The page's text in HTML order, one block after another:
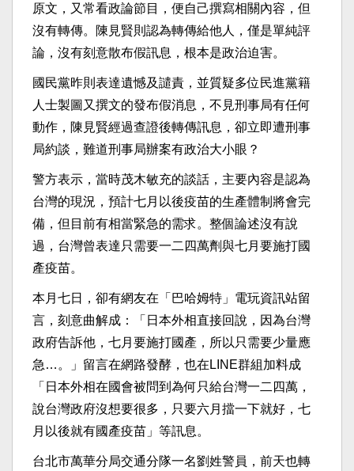
原文，又常看政論節目，便自己撰寫相關內容，但
沒有轉傳。陳見賢則認為轉傳給他人，僅是單純評
論，沒有刻意散布假訊息，根本是政治迫害。
國民黨昨則表達遺憾及譴責，並質疑多位民進黨籍
人士製圖又撰文的發布假消息，不見刑事局有任何
動作，陳見賢經過查證後轉傳訊息，卻立即遭刑事
局約談，難道刑事局辦案有政治大小眼？
警方表示，當時茂木敏充的談話，主要內容是認為
台灣的現況，預計七月以後疫苗的生產體制將會完
備，但目前有相當緊急的需求。整個論述沒有說
過，台灣曾表達只需要一二四萬劑與七月要施打國
產疫苗。
本月七日，卻有網友在「巴哈姆特」電玩資訊站留
言，刻意曲解成：「日本外相直接回說，因為台灣
政府告訴他，七月要施打國產，所以只需要少量應
急…。」留言在網路發酵，也在LINE群組加料成
「日本外相在國會被問到為何只給台灣一二四萬，
說台灣政府沒想要很多，只要六月擋一下就好，七
月以後就有國產疫苗」等訊息。
台北市萬華分局交通分隊一名劉姓警員，前天也轉